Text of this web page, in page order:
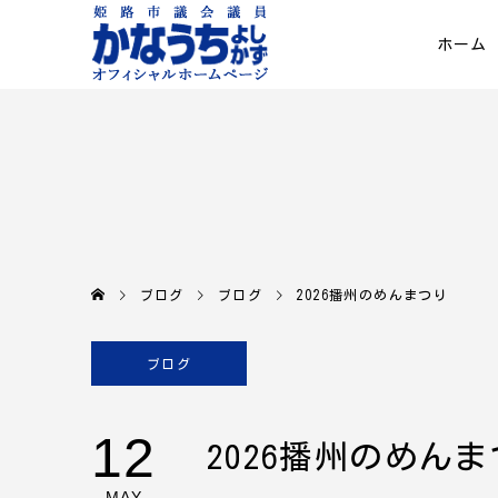
ホーム
ブログ ブログ 2026播州のめんまつり
ブログ
12 2026播州のめんま